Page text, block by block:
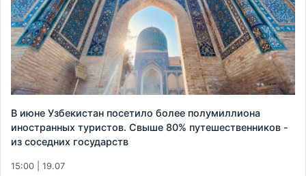
В июне Узбекистан посетило более полумиллиона
иностранных туристов. Свыше 80% путешественников -
из соседних государств
15:00 | 19.07